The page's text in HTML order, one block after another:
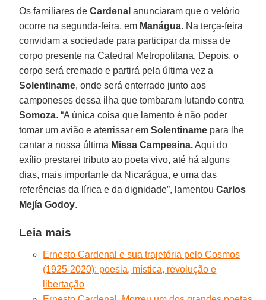
Os familiares deCardenal anunciaram que o velório
ocorre na segunda-feira, em Manágua. Na terça-feira
convidam a sociedade para participar da missa de
corpo presente na Catedral Metropolitana. Depois, o
corpo será cremado e partirá pela última vez a
Solentiname, onde será enterrado junto aos
camponeses dessa ilha que tombaram lutando contra
Somoza. “A única coisa que lamento é não poder
tomar um avião e aterrissar emSolentiname para lhe
cantar a nossa última Missa Campesina.Aqui do
exílio prestarei tributo ao poeta vivo, até há alguns
dias, mais importante da Nicarágua, e uma das
referências da lírica e da dignidade”, lamentouCarlos
Mejía Godoy.
Leia mais
Ernesto Cardenal e sua trajetória pelo Cosmos
(1925-2020): poesia, mística, revolução e
libertação